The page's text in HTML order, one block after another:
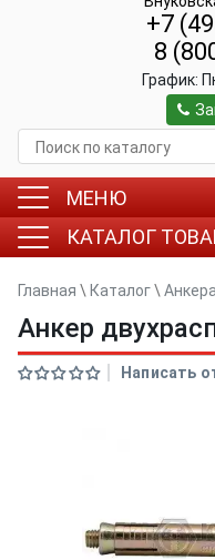
+7
8
График:
МЕНЮ
КАТАЛОГ
Главная \ Каталог\ Анкера
Анкер
Написать